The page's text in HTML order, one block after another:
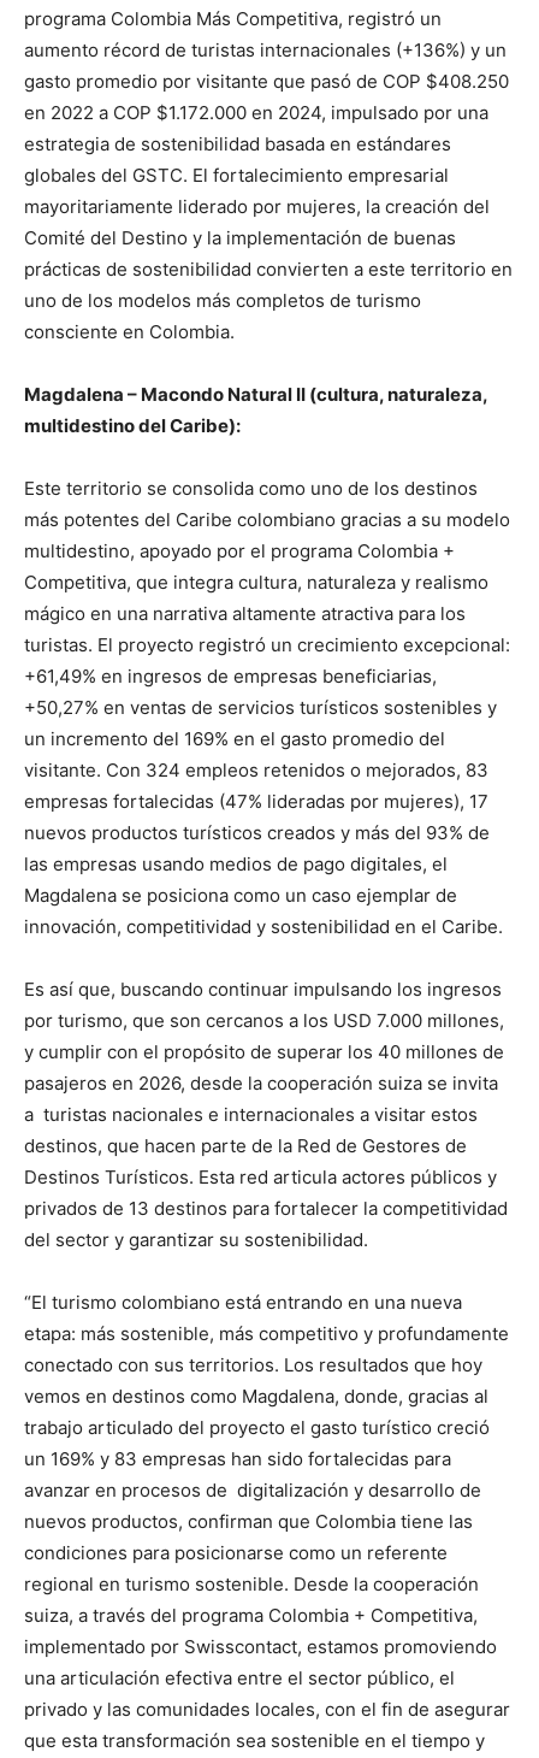
programa Colombia Más Competitiva, registró un
aumento récord de turistas internacionales (+136%) y un
gasto promedio por visitante que pasó de COP $408.250
en 2022 a COP $1.172.000 en 2024, impulsado por una
estrategia de sostenibilidad basada en estándares
globales del GSTC. El fortalecimiento empresarial
mayoritariamente liderado por mujeres, la creación del
Comité del Destino y la implementación de buenas
prácticas de sostenibilidad convierten a este territorio en
uno de los modelos más completos de turismo
consciente en Colombia.
Magdalena – Macondo Natural II (cultura, naturaleza,
multidestino del Caribe):
Este territorio se consolida como uno de los destinos
más potentes del Caribe colombiano gracias a su modelo
multidestino, apoyado por el programa Colombia +
Competitiva, que integra cultura, naturaleza y realismo
mágico en una narrativa altamente atractiva para los
turistas. El proyecto registró un crecimiento excepcional:
+61,49% en ingresos de empresas beneficiarias,
+50,27% en ventas de servicios turísticos sostenibles y
un incremento del 169% en el gasto promedio del
visitante. Con 324 empleos retenidos o mejorados, 83
empresas fortalecidas (47% lideradas por mujeres), 17
nuevos productos turísticos creados y más del 93% de
las empresas usando medios de pago digitales, el
Magdalena se posiciona como un caso ejemplar de
innovación, competitividad y sostenibilidad en el Caribe.
Es así que, buscando continuar impulsando los ingresos
por turismo, que son cercanos a los USD 7.000 millones,
y cumplir con el propósito de superar los 40 millones de
pasajeros en 2026, desde la cooperación suiza se invita
a turistas nacionales e internacionales a visitar estos
destinos, que hacen parte de la Red de Gestores de
Destinos Turísticos. Esta red articula actores públicos y
privados de 13 destinos para fortalecer la competitividad
del sector y garantizar su sostenibilidad.
“El turismo colombiano está entrando en una nueva
etapa: más sostenible, más competitivo y profundamente
conectado con sus territorios. Los resultados que hoy
vemos en destinos como Magdalena, donde, gracias al
trabajo articulado del proyecto el gasto turístico creció
un 169% y 83 empresas han sido fortalecidas para
avanzar en procesos de digitalización y desarrollo de
nuevos productos, confirman que Colombia tiene las
condiciones para posicionarse como un referente
regional en turismo sostenible. Desde la cooperación
suiza, a través del programa Colombia + Competitiva,
implementado por Swisscontact, estamos promoviendo
una articulación efectiva entre el sector público, el
privado y las comunidades locales, con el fin de asegurar
que esta transformación sea sostenible en el tiempo y